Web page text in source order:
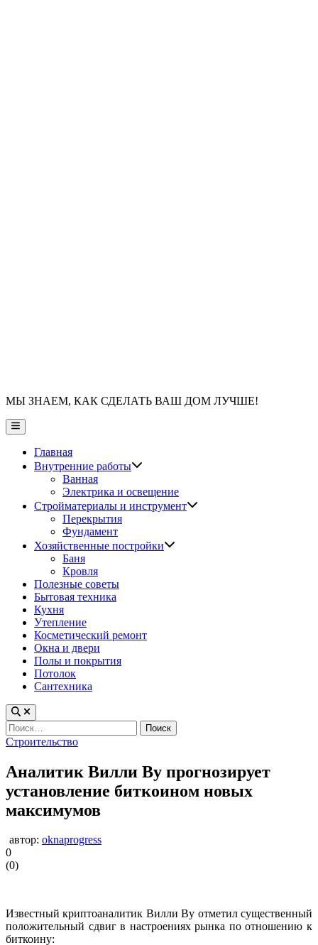
МЫ ЗНАЕМ, КАК СДЕЛАТЬ ВАШ ДОМ ЛУЧШЕ!
Главное
меню
Главная
Внутренние работы
Ванная
Электрика и освещение
Стройматериалы и инструмент
Перекрытия
Фундамент
Хозяйственные постройки
Баня
Кровля
Полезные советы
Бытовая техника
Кухня
Утепление
Косметический ремонт
Окна и двери
Полы и покрытия
Потолок
Сантехника
Найти:
Опубликовано
Строительство
Аналитик Вилли Ву прогнозирует
установление биткоином новых
максимумов
автор: oknaprogress
0
(0)
Известный криптоаналитик Вилли Ву отметил существенный
положительный сдвиг в настроениях рынка по отношению к
биткоину: